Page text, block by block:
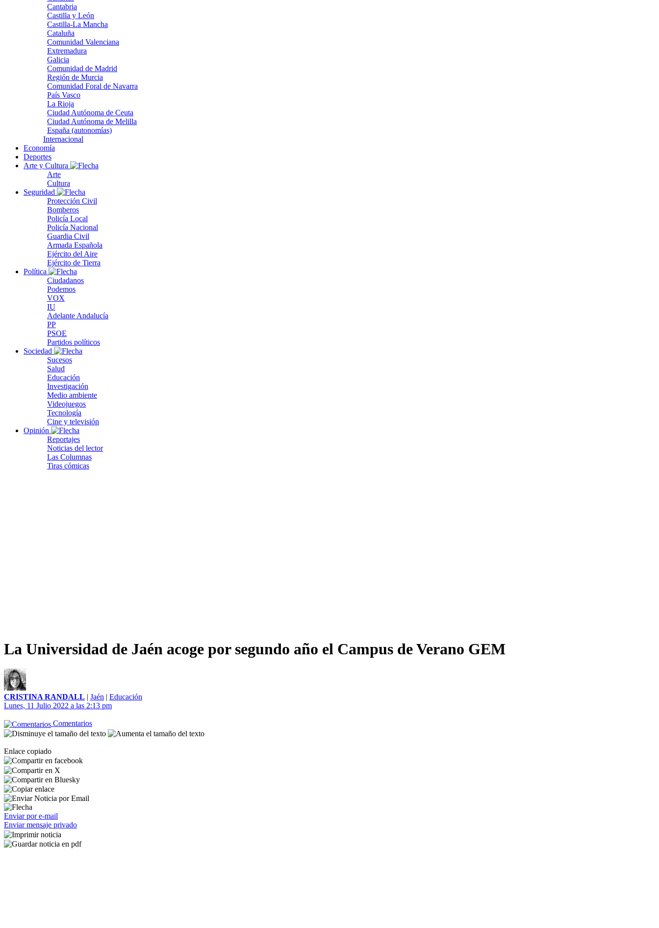
Cantabria
Castilla y León
Castilla-La Mancha
Cataluña
Comunidad Valenciana
Extremadura
Galicia
Comunidad de Madrid
Región de Murcia
Comunidad Foral de Navarra
País Vasco
La Rioja
Ciudad Autónoma de Ceuta
Ciudad Autónoma de Melilla
España (autonomías)
Internacional
Economía
Deportes
Arte y Cultura
Arte
Cultura
Seguridad
Protección Civil
Bomberos
Policía Local
Policía Nacional
Guardia Civil
Armada Española
Ejército del Aire
Ejército de Tierra
Política
Ciudadanos
Podemos
VOX
IU
Adelante Andalucía
PP
PSOE
Partidos políticos
Sociedad
Sucesos
Salud
Educación
Investigación
Medio ambiente
Videojuegos
Tecnología
Cine y televisión
Opinión
Reportajes
Noticias del lector
Las Columnas
Tiras cómicas
La Universidad de Jaén acoge por segundo año el Campus de Verano GEM
CRISTINA RANDALL | Jaén | Educación
Lunes, 11 Julio 2022 a las 2:13 pm
Comentarios
Enlace copiado
Enviar por e-mail
Enviar mensaje privado